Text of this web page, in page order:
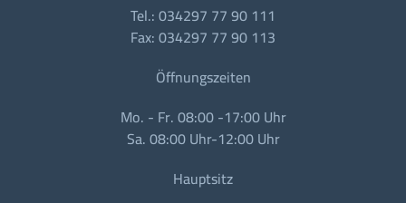
Tel.: 034297 77 90 111
Fax: 034297 77 90 113
Öffnungszeiten
Mo. - Fr. 08:00 -17:00 Uhr
Sa. 08:00 Uhr-12:00 Uhr
Hauptsitz